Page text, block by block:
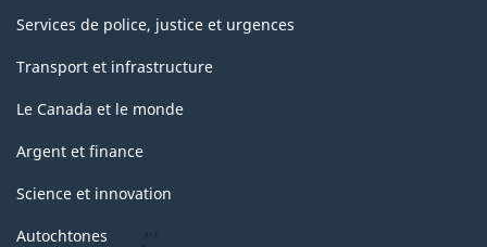
Services de police, justice et urgences
Transport et infrastructure
Le Canada et le monde
Argent et finance
Science et innovation
Autochtones